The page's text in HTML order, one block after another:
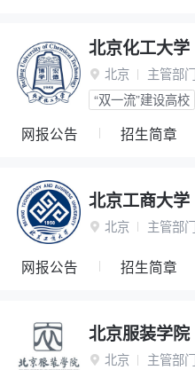
北京化工大学
 北京 主管部门
“双一流”建设高校
网报公告 招生简章
北京工商大学
 北京 主管部门
网报公告 招生简章
北京服装学院
 北京 主管部门